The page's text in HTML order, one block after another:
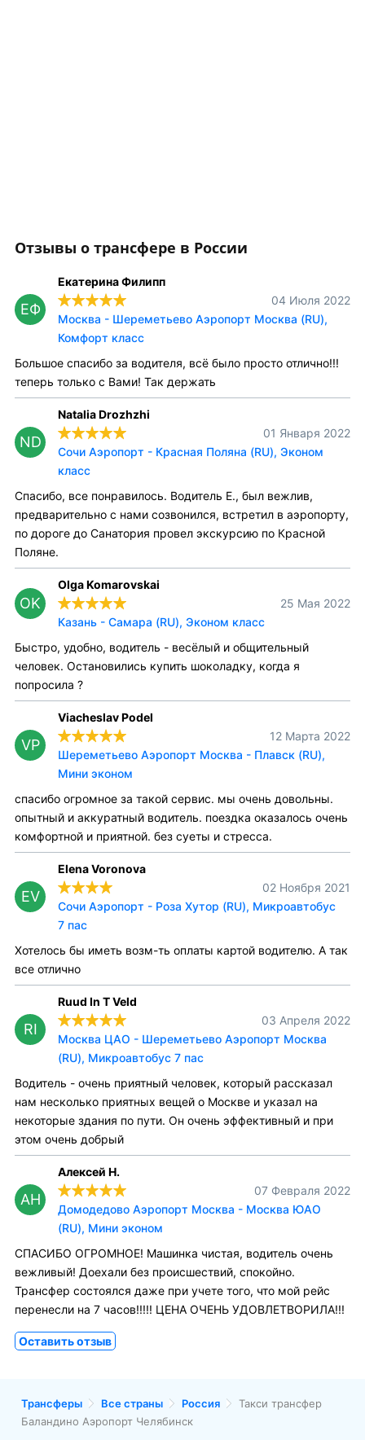
Отзывы о трансфере в России
ЕФ
Екатерина Филипп
04 Июля 2022
Москва - Шереметьево Аэропорт Москва (RU),
Комфорт класс
Большое спасибо за водителя, всё было просто отлично!!!
теперь только с Вами! Так держать
ND
Natalia Drozhzhi
01 Января 2022
Сочи Аэропорт - Красная Поляна (RU), Эконом
класс
Спасибо, все понравилось. Водитель Е., был вежлив,
предварительно с нами созвонился, встретил в аэропорту,
по дороге до Санатория провел экскурсию по Красной
Поляне.
OK
Olga Komarovskai
25 Мая 2022
Казань - Самара (RU), Эконом класс
Быстро, удобно, водитель - весёлый и общительный
человек. Остановились купить шоколадку, когда я
попросила ?
VP
Viacheslav Podel
12 Марта 2022
Шереметьево Аэропорт Москва - Плавск (RU),
Мини эконом
спасибо огромное за такой сервис. мы очень довольны.
опытный и аккуратный водитель. поездка оказалось очень
комфортной и приятной. без суеты и стресса.
EV
Elena Voronova
02 Ноября 2021
Сочи Аэропорт - Роза Хутор (RU), Микроавтобус
7 пас
Хотелось бы иметь возм-ть оплаты картой водителю. А так
все отлично
RI
Ruud In T Veld
03 Апреля 2022
Москва ЦАО - Шереметьево Аэропорт Москва
(RU), Микроавтобус 7 пас
Водитель - очень приятный человек, который рассказал
нам несколько приятных вещей о Москве и указал на
некоторые здания по пути. Он очень эффективный и при
этом очень добрый
АН
Алексей Н.
07 Февраля 2022
Домодедово Аэропорт Москва - Москва ЮАО
(RU), Мини эконом
СПАСИБО ОГРОМНОЕ! Машинка чистая, водитель очень
вежливый! Доехали без происшествий, спокойно.
Трансфер состоялся даже при учете того, что мой рейс
перенесли на 7 часов!!!!! ЦЕНА ОЧЕНЬ УДОВЛЕТВОРИЛА!!!
Оставить отзыв
Трансферы Все страны Россия
Такси трансфер
Баландино Аэропорт Челябинск